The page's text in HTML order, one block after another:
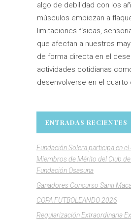
algo de debilidad con los
músculos empiezan a
limitaciones físicas,
que afectan a nuestros
de forma directa en el
actividades cotidianas
desenvolverse en el cuarto
ENTRADAS RECIENTES
Fundación Solera participa en
Miembros de Mérito del Club
Fundación Osasuna
Ganadores Concurso Santi
COPA FUTBOLEANDO 2026
Regularización Extraordinaria